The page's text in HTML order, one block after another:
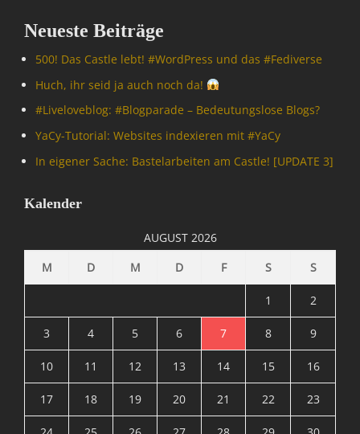
r
I
e
e
b
r
a
Neueste Beiträge
500! Das Castle lebt! #WordPress und das #Fediverse
Huch, ihr seid ja auch noch da!
#Livelove­blog: #Blogparade – Bedeutungslose Blogs?
YaCy-Tutorial: Websites indexieren mit #YaCy
In eigener Sache: Bastelarbeiten am Castle! [UPDATE 3]
Kalender
AUGUST 2026
M
D M D F S S
1 2
3 4 5 6 7 8 9
10 11 12 13 14 15 16
17 18 19 20 21 22 23